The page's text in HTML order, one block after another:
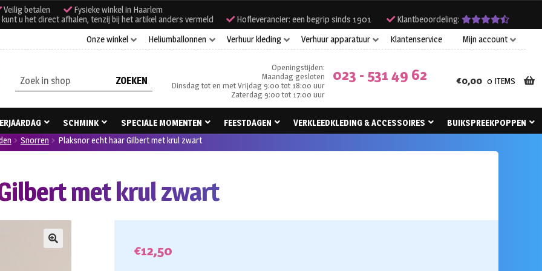
Veilig betalen
Fysieke winkel in Haarlem
u het direct afhalen, tenzij bij het artikel anders vermeld
Hofleverancier: een begrip sinds 1901
Klantbeoordeling:
Onze winkel
Heliumballonnen Verhuur kleding Verhuur apparatuur Klantenservice Mijn account
Zoeken
naar:
Openingstijden:
Maandag gesloten
Dinsdag tot en met Vrijdag 9:00 tot 18:00 uur
Zaterdag 9:00 tot 17:00 uur
023 - 531 49 62 €0,00 0 ITEMS
SCHMINK SPECIALE MOMENTEN FEESTDAGEN VERKLEEDKLEDING & ACCESSOIRES
BUIKSPREEKPOPPEN
Snorren Plaksnor echt haar Gilbert met krul zwart
met krul zwart
€12,50